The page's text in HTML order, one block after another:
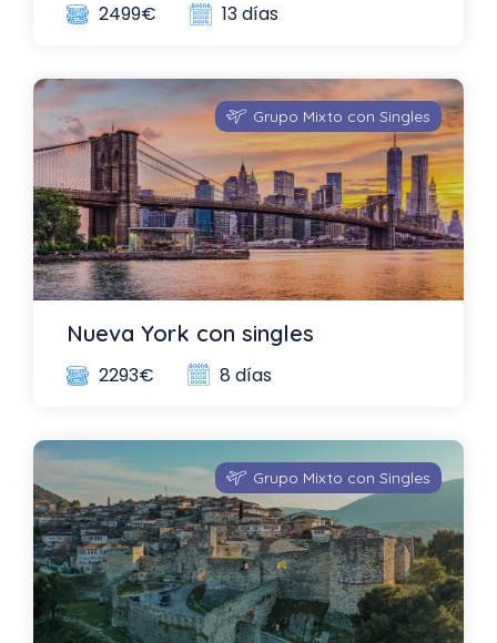
2499€ 13 días
Grupo Mixto con Singles
Nueva York con singles
2293€ 8 días
Grupo Mixto con Singles